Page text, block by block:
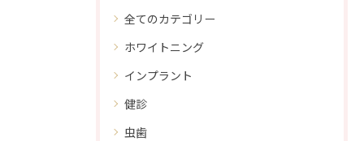
全てのカテゴリー
ホワイトニング
インプラント
健診
虫歯